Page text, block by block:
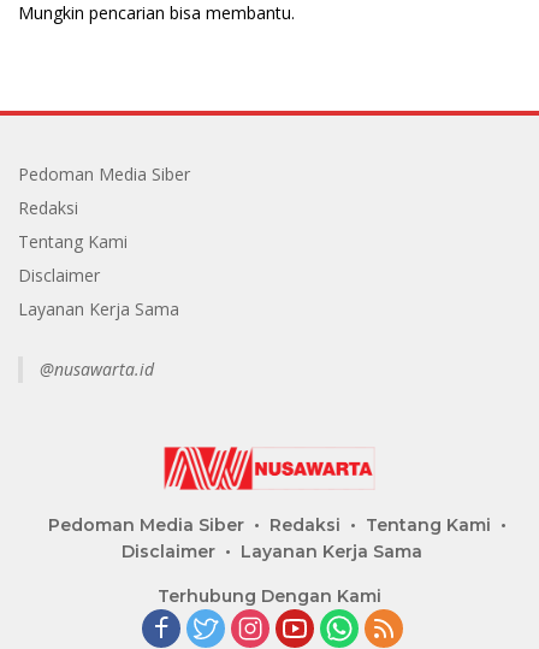
Mungkin pencarian bisa membantu.
Pedoman Media Siber
Redaksi
Tentang Kami
Disclaimer
Layanan Kerja Sama
@nusawarta.id
Pedoman Media Siber Redaksi
Tentang Kami
Disclaimer
Layanan Kerja Sama
Terhubung Dengan Kami